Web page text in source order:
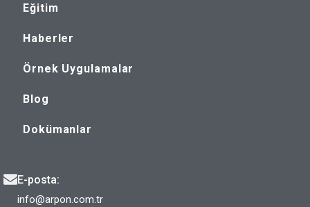
Eğitim
Haberler
Örnek Uygulamalar
Blog
Dokümanlar
E-posta:
info@arpon.com.tr